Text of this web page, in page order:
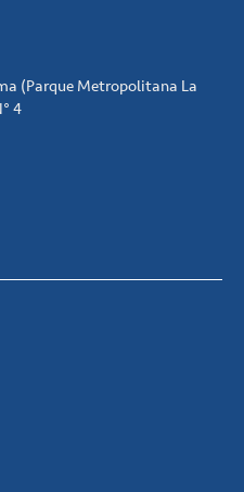
(Parque Metropolitana La
4